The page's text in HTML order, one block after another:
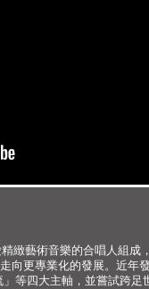
緻藝術音樂的合唱人組
向更專業化的發展。近年
等四大主軸，並嘗試跨